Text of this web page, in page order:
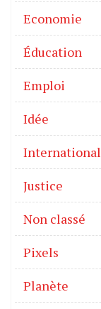
Economie
Éducation
Emploi
Idée
International
Justice
Non classé
Pixels
Planète